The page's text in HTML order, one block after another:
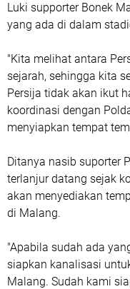
Luki supporter Bonek
yang ada di dalam
"Kita melihat antara
sejarah, sehingga kita
Persija tidak akan ikut
koordinasi dengan
menyiapkan tempat
Ditanya nasib suporter
terlanjur datang sejak
akan menyediakan
di Malang.
"Apabila sudah ada
siapkan kanalisasi
Malang. Sudah kami